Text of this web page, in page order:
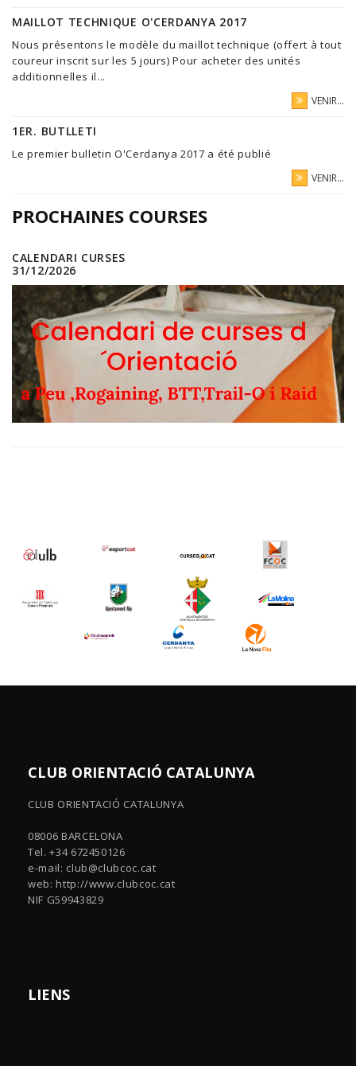
MAILLOT TECHNIQUE O'CERDANYA 2017
Nous présentons le modèle du maillot technique (offert à tout
coureur inscrit sur les 5 jours) Pour acheter des unités
additionnelles il...
VENIR...
1ER. BUTLLETI
Le premier bulletin O'Cerdanya 2017 a été publié
VENIR...
PROCHAINES COURSES
CALENDARI CURSES
31/12/2026
CLUB ORIENTACIÓ CATALUNYA
CLUB ORIENTACIÓ CATALUNYA
08006 BARCELONA
Tel. +34 672450126
e-mail: club@clubcoc.cat
web: http://www.clubcoc.cat
NIF G59943829
LIENS